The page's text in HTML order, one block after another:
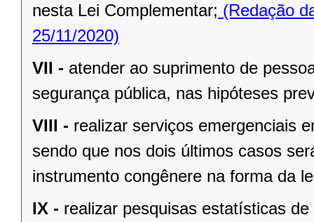
nesta Lei Complementar; (Redação
25/11/2020)
VII - atender ao suprimento de
segurança pública, nas hipóteses
VIII - realizar serviços emergenciais
sendo que nos dois últimos casos
instrumento congênere na forma da
IX - realizar pesquisas estatísticas de